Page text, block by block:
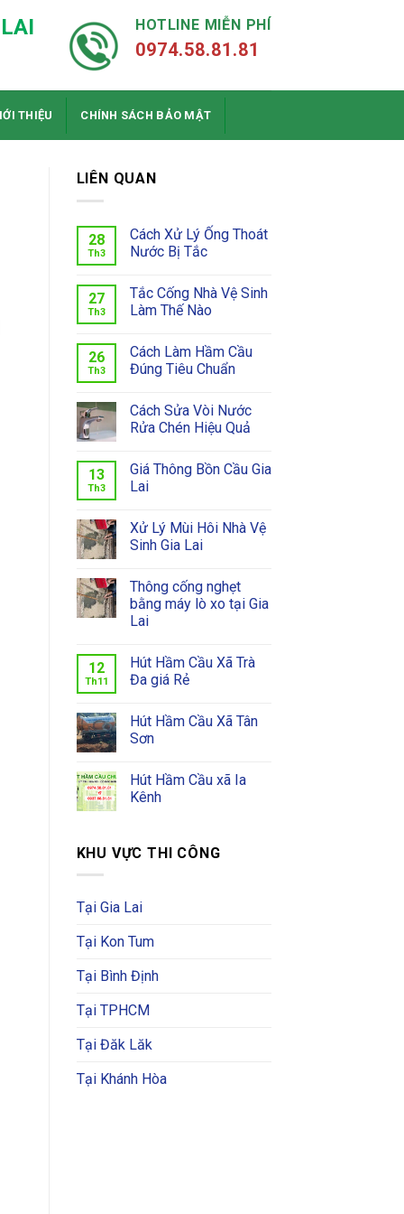
HOTLINE MIỄN PHÍ
0974.58.81.81
THIỆU CHÍNH SÁCH BẢO MẬT
LIÊN QUAN
28
Th3
Cách Xử Lý Ống Thoát
Nước Bị Tắc
27
Th3
Tắc Cống Nhà Vệ Sinh
Làm Thế Nào
26
Th3
Cách Làm Hầm Cầu
Đúng Tiêu Chuẩn
Cách Sửa Vòi Nước
Rửa Chén Hiệu Quả
13
Th3
Giá Thông Bồn Cầu Gia
Lai
Xử Lý Mùi Hôi Nhà Vệ
Sinh Gia Lai
Thông cống nghẹt
bằng máy lò xo tại Gia
Lai
12
Th11
Hút Hầm Cầu Xã Trà
Đa giá Rẻ
Hút Hầm Cầu Xã Tân
Sơn
Hút Hầm Cầu xã Ia
Kênh
KHU VỰC THI CÔNG
Tại Gia Lai
Tại Kon Tum
Tại Bình Định
Tại TPHCM
Tại Đăk Lăk
Tại Khánh Hòa